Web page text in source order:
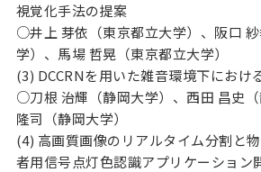
視覚化手法の提案
○井上 芽依（東京都立大学）、阪口
学）、馬場 哲晃（東京都立大学）
(3) DCCRNを用いた雑音環境下におけ
○刀根 治輝（静岡大学）、西田 昌史
隆司（静岡大学）
(4) 高画質画像のリアルタイム分割と
者用信号点灯色認識アプリケーション